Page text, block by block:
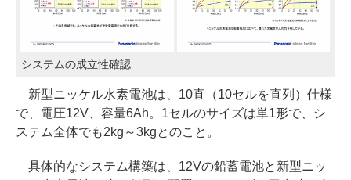
システムの成立性確認
新型ニッケル水素電池は、10直（10セルを直列）仕様
で、電圧12V、容量6Ah。1セルのサイズは単1形で、シ
ステム全体でも2kg～3kgとのこと。
具体的なシステム構築は、12Vの鉛蓄電池と新型ニッ